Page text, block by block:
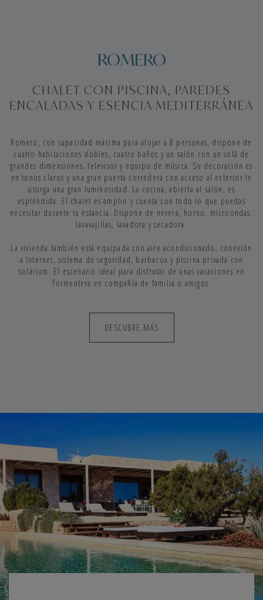
ROMERO
CHALET CON PISCINA, PAREDES
ENCALADAS Y ESENCIA MEDITERRÁNEA
Romero, con capacidad máxima para alojar a 8 personas, dispone de
cuatro habitaciones dobles, cuatro baños y un salón con un sofá de
grandes dimensiones, televisor y equipo de música. Su decoración es
en tonos claros y una gran puerta corredera con acceso al exterior le
otorga una gran luminosidad. La cocina, abierta al salón, es
espléndida. El chalet es amplio y cuenta con todo lo que puedas
necesitar durante tu estancia. Dispone de nevera, horno, microondas,
lavavajillas, lavadora y secadora.
La vivienda también está equipada con aire acondicionado, conexión
a Internet, sistema de seguridad, barbacoa y piscina privada con
solárium. El escenario ideal para disfrutar de unas vacaciones en
Formentera en compañía de familia o amigos.
estancia tranquila, para relajarte, estar en contacto con la naturaleza y
descansar.
Una vez alojado, una buena idea es descubrir, a pie, el paisaje que
trazan los acantilados y las paredes rocosas entre Cala Saona y el faro
de Cap de Barbaria. Sin duda alguna, te dejará sin palabras.
Can Corda se sitúa a pocos kilómetros de Cala Saona, de la localidad
de Sant Francesc, capital de la isla, y del puerto de La Savina, donde
atracan todos los barcos procedentes de Ibiza y, por lo tanto, lugar
de paso obligado para todos los que visiten Formentera.
DESCUBRE MÁS